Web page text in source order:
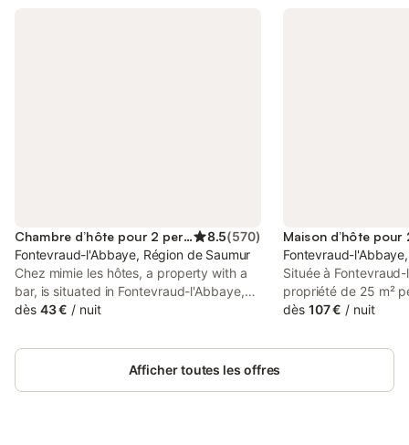
Chambre d’hôte pour 2 personnes 8.5(570)
Fontevraud-l'Abbaye, Région de Saumur
Chez mimie les hôtes, a property with a
bar, is situated in Fontevraud-l'Abbaye,
4.6 km from Chateau de Montsoreau, 14
17 km from Saumur Train Station.
dès 43 € / nuit
Fontevraud-
Située à
propriété de 25 m²
personnes et se
historique.
dès 107 € / nuit
Afficher toutes les offres